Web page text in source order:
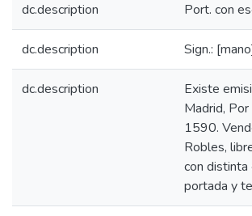
dc.description Port. con
dc.description Sign.:
dc.description
Existe
Madrid,
1590.
Robles,
con
portada y